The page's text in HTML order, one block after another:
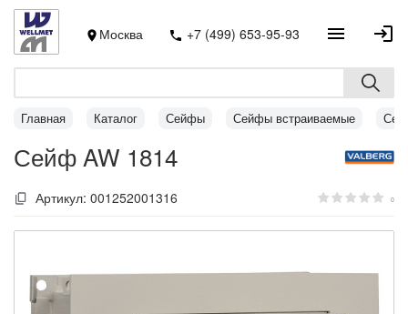
Москва +7 (499) 653-95-93
Главная Каталог Сейфы Сейфы встраиваемые
Сейф AW 1814
Артикул: 001252001316 0